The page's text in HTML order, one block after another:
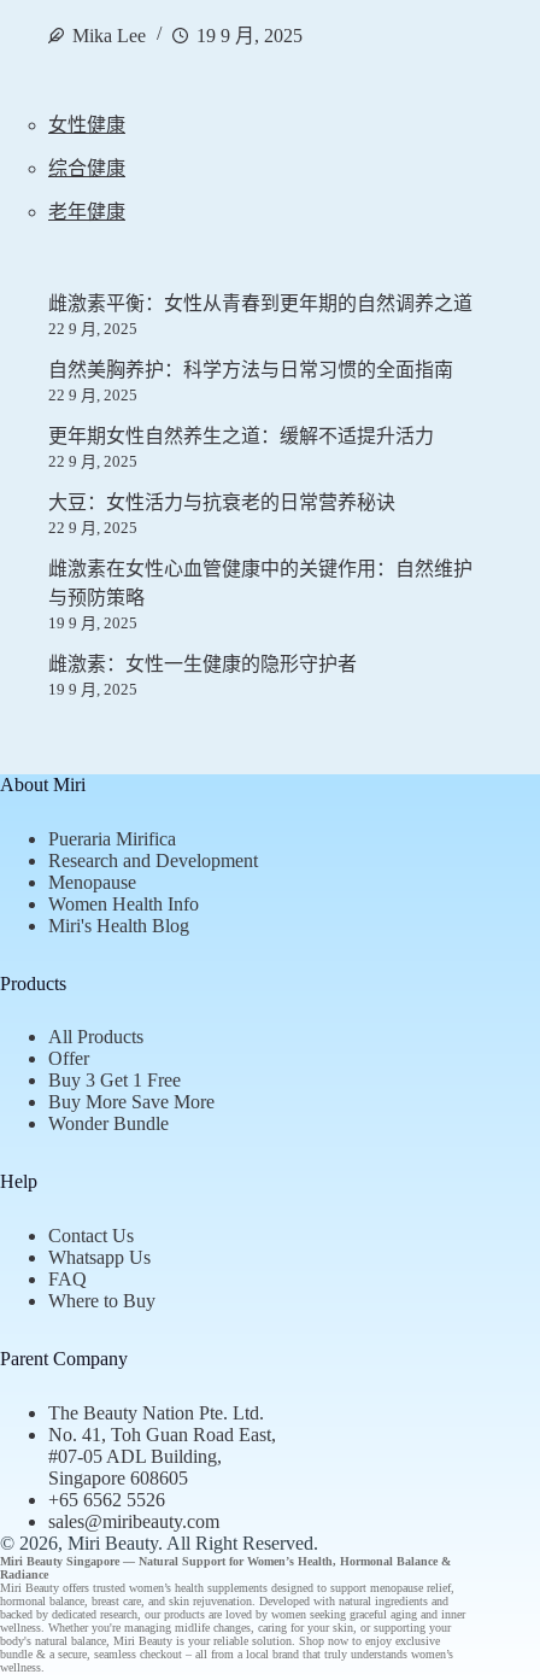
Mika Lee 19 9 月, 2025
女性健康
综合健康
老年健康
雌激素平衡：女性从青春到更年期的自然调养之道
22 9 月, 2025
自然美胸养护：科学方法与日常习惯的全面指南
22 9 月, 2025
更年期女性自然养生之道：缓解不适提升活力
22 9 月, 2025
大豆：女性活力与抗衰老的日常营养秘诀
22 9 月, 2025
雌激素在女性心血管健康中的关键作用：自然维护
与预防策略
19 9 月, 2025
雌激素：女性一生健康的隐形守护者
19 9 月, 2025
About Miri
Pueraria Mirifica
Research and Development
Menopause
Women Health Info
Miri's Health Blog
Products
All Products
Offer
Buy 3 Get 1 Free
Buy More Save More
Wonder Bundle
Help
Contact Us
Whatsapp Us
FAQ
Where to Buy
Parent Company
The Beauty Nation Pte. Ltd.
No. 41, Toh Guan Road East,
#07-05 ADL Building,
Singapore 608605
+65 6562 5526
sales@miribeauty.com
© 2026, Miri Beauty. All Right Reserved.
Miri Beauty Singapore — Natural Support forWomen’s Health, Hormonal Balance &
Radiance
Miri Beauty offers trusted women’s health supplements designed to support menopause relief,
hormonal balance breast care , and skin rejuvenation . Developed with natural ingredients and
backed by dedicated research , ourproducts are loved by women seeking graceful aging and inner
wellness. Whether you're managing midlife changes, caring for your skin, or supporting your
body's natural balance, Miri Beauty is your reliable solution. Shop now to enjoy exclusive
bundle & a secure, seamless checkout – all from a local brand that truly understands women’s
wellness